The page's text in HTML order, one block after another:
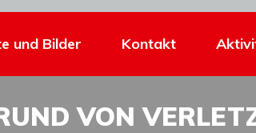
und Bilder Kontakt
VON